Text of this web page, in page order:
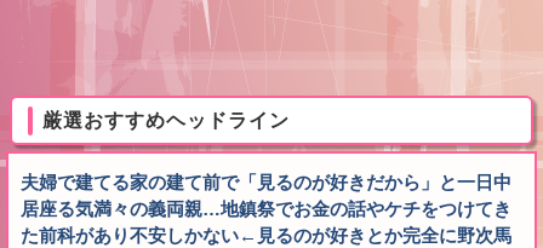
厳選おすすめヘッドライン
夫婦で建てる家の建て前で「見るのが好きだから」と一日中
居座る気満々の義両親…地鎮祭でお金の話やケチをつけてき
た前科があり不安しかない←見るのが好きとか完全に野次馬